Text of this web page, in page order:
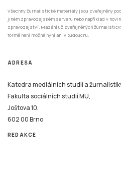
Všechny žurnalistické materiály jsou zveřejněny
jiném zpravodajském serveru nebo například v
zpravodajství. Mazání už zveřejněných
formě není možné nyní ani v budoucnu.
ADRESA
Katedra mediálních studií a
Fakulta sociálních studií MU,
Joštova 10,
602 00 Brno
REDAKCE